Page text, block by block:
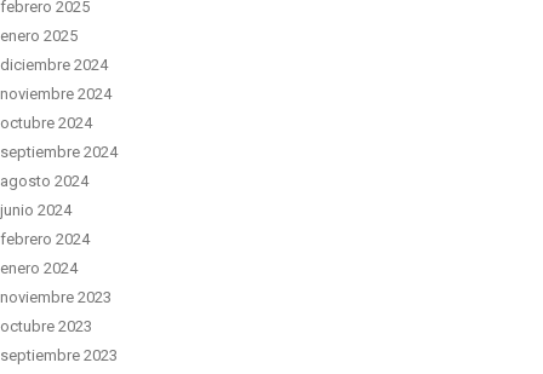
febrero 2025
enero 2025
diciembre 2024
noviembre 2024
octubre 2024
septiembre 2024
agosto 2024
junio 2024
febrero 2024
enero 2024
noviembre 2023
octubre 2023
septiembre 2023